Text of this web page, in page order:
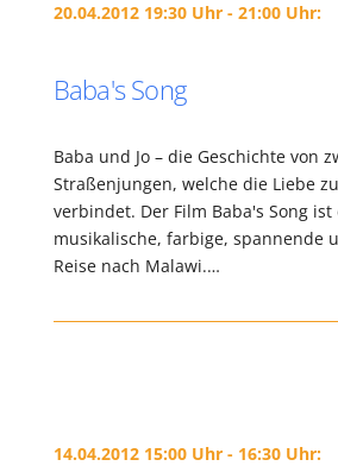
20.04.2012 19:30 Uhr - 21:00 Uhr:
Baba's Song
Baba und Jo – die Geschichte von
Straßenjungen, welche die Liebe
verbindet. Der Film Baba's Song ist
musikalische, farbige, spannende
Reise nach Malawi.…
14.04.2012 15:00 Uhr - 16:30 Uhr: